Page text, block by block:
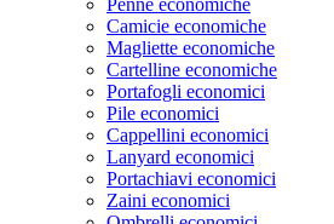
Camicie economiche
Magliette economiche
Cartelline economiche
Portafogli economici
Pile economici
Cappellini economici
Lanyard economici
Portachiavi economici
Zaini economici